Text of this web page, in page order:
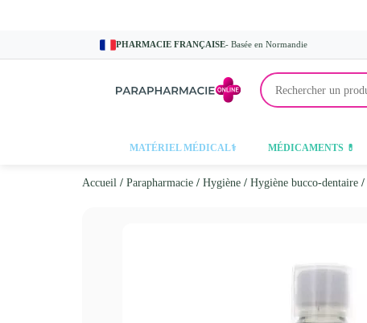
PHARMACIE FRANÇAISE- Basée en Normandie
MATÉRIEL MÉDICAL⚕️ MÉDICAMENTS 💊
Accueil / Parapharmacie / Hygiène / Hygiène bucco-dentaire /